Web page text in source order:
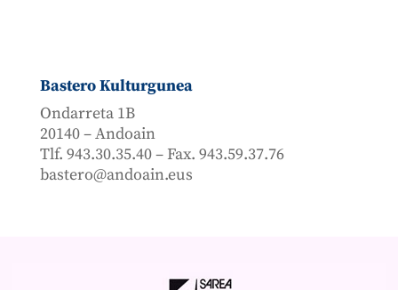
Bastero Kulturgunea
Ondarreta 1B
20140 – Andoain
Tlf. 943.30.35.40 – Fax. 943.59.37.76
bastero@andoain.eus